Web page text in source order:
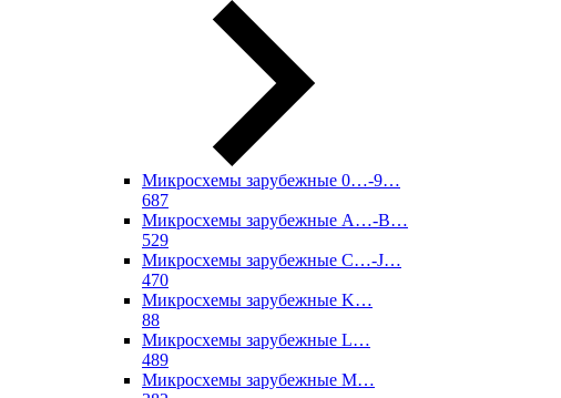
Микросхемы зарубежные 0…-9…
687
Микросхемы зарубежные A…-B…
529
Микросхемы зарубежные C…-J…
470
Микросхемы зарубежные K…
88
Микросхемы зарубежные L…
489
Микросхемы зарубежные M…